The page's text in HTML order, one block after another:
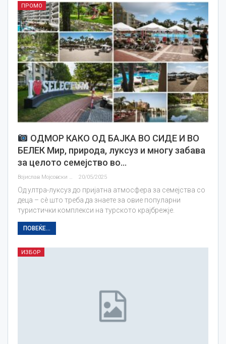
ПРОМО
ОДМОР КАКО ОД БАЈКА ВО СИДЕ И ВО
БЕЛЕК Мир, природа, луксуз и многу забава
за целото семејство во…
Војислав Мојсовски 20/05/2025
Од ултра-луксуз до пријатна атмосфера за семејства со
деца – сè што треба да знаете за овие популарни
туристички комплекси на турското крајбрежје.
ПОВЕЌЕ...
ИЗБОР